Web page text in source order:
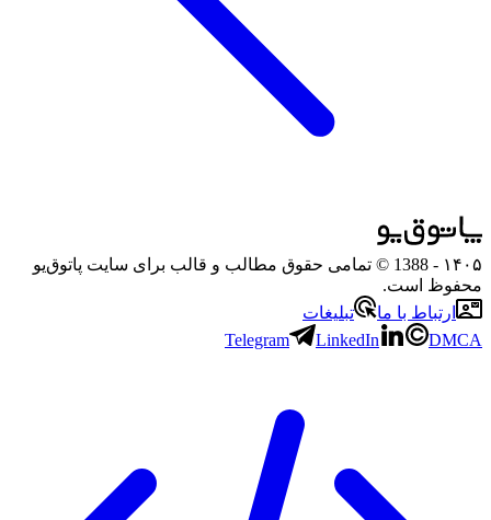
۱۴۰۵
- 1388 © تمامی حقوق مطالب و قالب برای سایت پاتوق‌یو
محفوظ است.
ارتباط با ما
تبلیغات
Telegram
LinkedIn DMCA